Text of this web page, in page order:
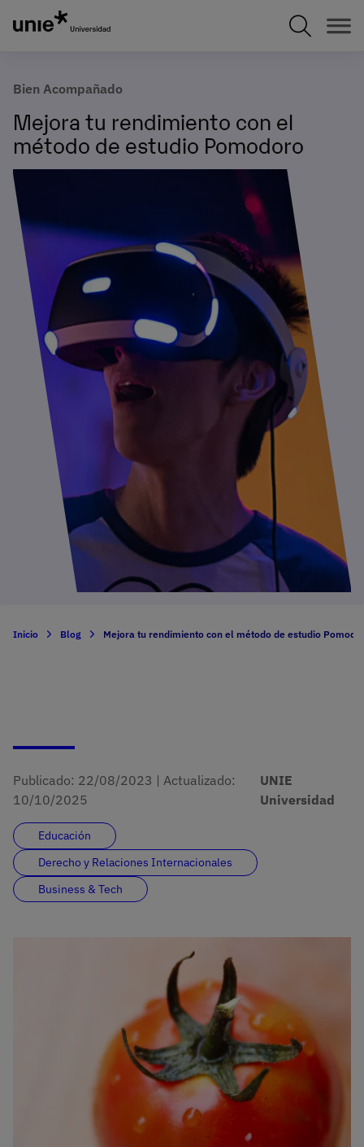
Bien Acompañado
Mejora tu rendimiento con el
método de estudio Pomodoro
Inicio Blog Mejora tu rendimiento con el método de estudio
Publicado: 22/08/2023 | Actualizado:
10/10/2025
UNIE
Universidad
Educación
Derecho y Relaciones Internacionales
Business & Tech